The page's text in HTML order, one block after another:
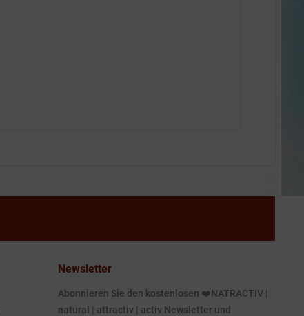
Newsletter
Abonnieren Sie den kostenlosen ❤️NATRACTIV |
natural | attractiv | activ Newsletter und